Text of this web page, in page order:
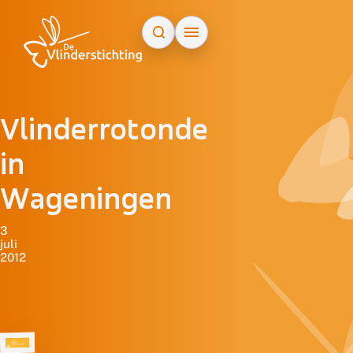
Vlinderrotonde
in
Wageningen
3
juli
2012